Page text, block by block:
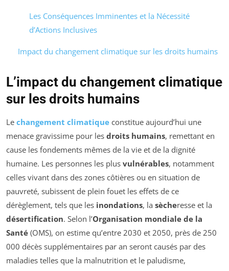
Les Conséquences Imminentes et la Nécessité
d’Actions Inclusives
Impact du changement climatique sur les droits humains
L’impact du changement climatique
sur les droits humains
Le changement climatique constitue aujourd’hui une
menace gravissime pour les droits humains, remettant en
cause les fondements mêmes de la vie et de la dignité
humaine. Les personnes les plus vulnérables, notamment
celles vivant dans des zones côtières ou en situation de
pauvreté, subissent de plein fouet les effets de ce
dérèglement, tels que les inondations, la sècheresse et la
désertification. Selon l’Organisation mondiale de la
Santé (OMS), on estime qu’entre 2030 et 2050, près de 250
000 décès supplémentaires par an seront causés par des
maladies telles que la malnutrition et le paludisme,